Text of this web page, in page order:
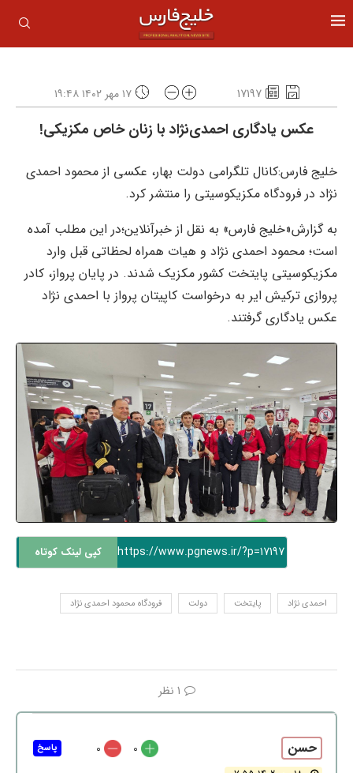
17197 ۱۷ مهر ۱۴۰۲ ۱۹:۴۸
عکس یادگاری احمدی‌نژاد با زنان خاص مکزیکی!
خلیج فارس:کانال تلگرامی دولت بهار، عکسی از محمود احمدی
نژاد در فرودگاه مکزیکوسیتی را منتشر کرد.
به گزارش«خلیج فارس» به نقل از خبرآنلاین؛در این مطلب آمده
است؛ محمود احمدی نژاد و هیات همراه لحظاتی قبل وارد
مکزیکوسیتی پایتخت کشور مکزیک شدند. در پایان پرواز، کادر
پروازی ترکیش ایر به درخواست کاپیتان پرواز با احمدی نژاد
عکس یادگاری گرفتند.
https://www.pgnews.ir/?p=17197 کپی لینک کوتاه
احمدی نژاد پایتخت دولت فرودگاه محمود احمدی نژاد
1 نظر
حسن 0
0 پاسخ